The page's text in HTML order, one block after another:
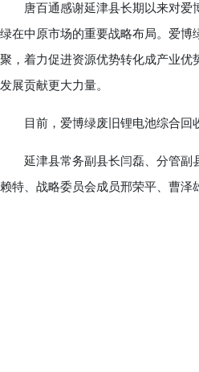
唐百通感谢延津县长期以来对爱博
绿在中原市场的重要战略布局。爱
聚，着力促进资源优势转化成产业
发展贡献更大力量。
目前，爱博绿废旧锂电池综合回收
延津县常务副县长闫磊、分管副县
赖特、战略委员会成员邢荣平、曹泽